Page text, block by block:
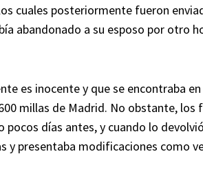
cuales posteriormente fueron
abandonado a su esposo por otro
es inocente y que se encontraba en
millas de Madrid. No obstante, los
días antes, y cuando lo
y presentaba modificaciones como